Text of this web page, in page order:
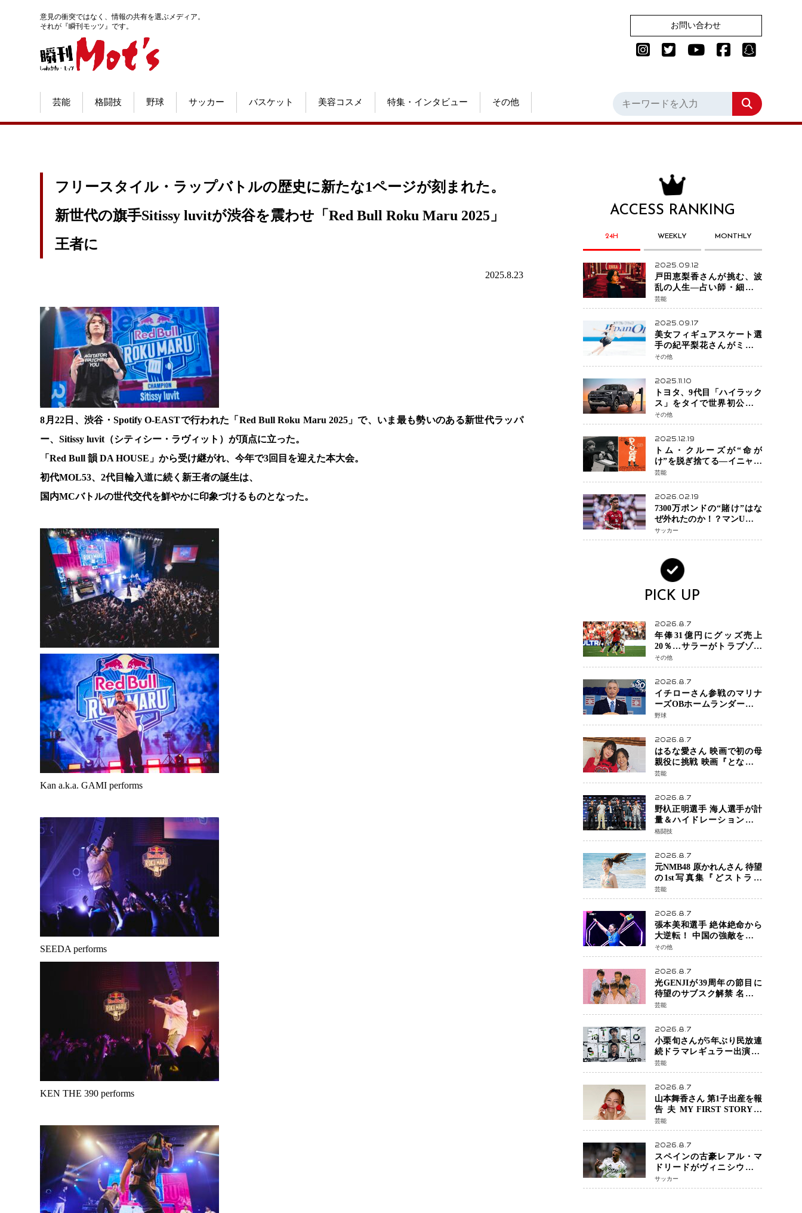
意見の衝突ではなく、情報の共有を選ぶメディア。
それが『瞬刊モッツ』です。
お問い合わせ
芸能 格闘技 野球 サッカー バスケット 美容コスメ 特集・インタビュー その他
フリースタイル・ラップバトルの歴史に新たな1ページが刻まれた。
新世代の旗手Sitissy luvitが渋谷を震わせ「Red Bull Roku Maru 2025」
王者に
2025.8.23
8月22日、渋谷・Spotify O-EASTで行われた「Red Bull Roku Maru 2025」で、いま最も勢いのある新世代ラッパ
ー、Sitissy luvit（シティシー・ラヴィット）が頂点に立った。
「Red Bull 韻 DA HOUSE」から受け継がれ、今年で3回目を迎えた本大会。
初代MOL53、2代目輪入道に続く新王者の誕生は、
国内MCバトルの世代交代を鮮やかに印象づけるものとなった。
Kan a.k.a. GAMI performs
SEEDA performs
KEN THE 390 performs
ACCESS RANKING
24H WEEKLY MONTHLY
2025.09.12
戸田恵梨香さんが挑む、波
乱の人生―占い師・細木数
子をNetflixで実写化
芸能
2025.09.17
美女フィギュアスケート選
手の紀平梨花さんがミラノ
五輪出場断念 中部選手権欠
場を発表「安全最優先の判
断」
その他
2025.11.10
トヨタ、9代目「ハイラック
ス」をタイで世界初公開
電動化戦略の象徴となる
BEVモデルを初設定
その他
2025.12.19
トム・クルーズが“命が
け”を脱ぎ捨てる―イニャリ
トゥ監督と挑む前代未聞の
大惨事コメディ「DIGGER
ディガー」始動
芸能
2026.02.19
7300万ポンドの“賭け”はな
ぜ外れたのか！？マンU、サ
ンチョをフリー放出
へ・・・補強戦略の転換点
サッカー
PICK UP
2026.8.7
年俸31億円にグッズ売上
20％…サラーがトラブゾン
スポル加入 世界サッカー
は「五大リーグ一強」から
新時代へ
その他
2026.8.7
イチローさん参戦のマリナ
ーズOBホームランダービー
が無料生配信 北米ならで
はの“魅せる興行”に世界が
注目
野球
2026.8.7
はるな愛さん 映画で初の母
親役に挑戦 映画『となりの
とらんす少女ちゃん』11月7
日公開 未来の自分との対話
を描く注目作
芸能
2026.8.7
野杁正明選手 海人選手が計
量＆ハイドレーションテス
トをクリア「ONE
SAMURAI 2」決戦へ万全の
準備整う
格闘技
2026.8.7
元NMB48 原かれんさん 待望
の1st写真集『どストライ
ク』発売決定 バリで魅せる
25歳の新境地
芸能
2026.8.7
張本美和選手 絶体絶命から
大逆転！ 中国の強敵を撃破
しWTT横浜でベスト8進出
その他
2026.8.7
光GENJIが39周年の節目に
待望のサブスク解禁 名曲の
数々がデジタル配信へ 40周
年へ向け1年間で全作品を順
次公開
芸能
2026.8.7
小栗旬さんが5年ぶり民放連
続ドラマレギュラー出演 横
浜流星さんと初共演
『LOST10』で異色バディ結
成
芸能
2026.8.7
山本舞香さん 第1子出産を報
告 夫 MY FIRST STORYの
Hiroさんとの新たな家族生
活「母子ともに健康」
芸能
2026.8.7
スペインの古豪レアル・マ
ドリードがヴィニシウス選
手との契約を2032年まで延
長 長期交渉が決着 年俸は約
サッカー